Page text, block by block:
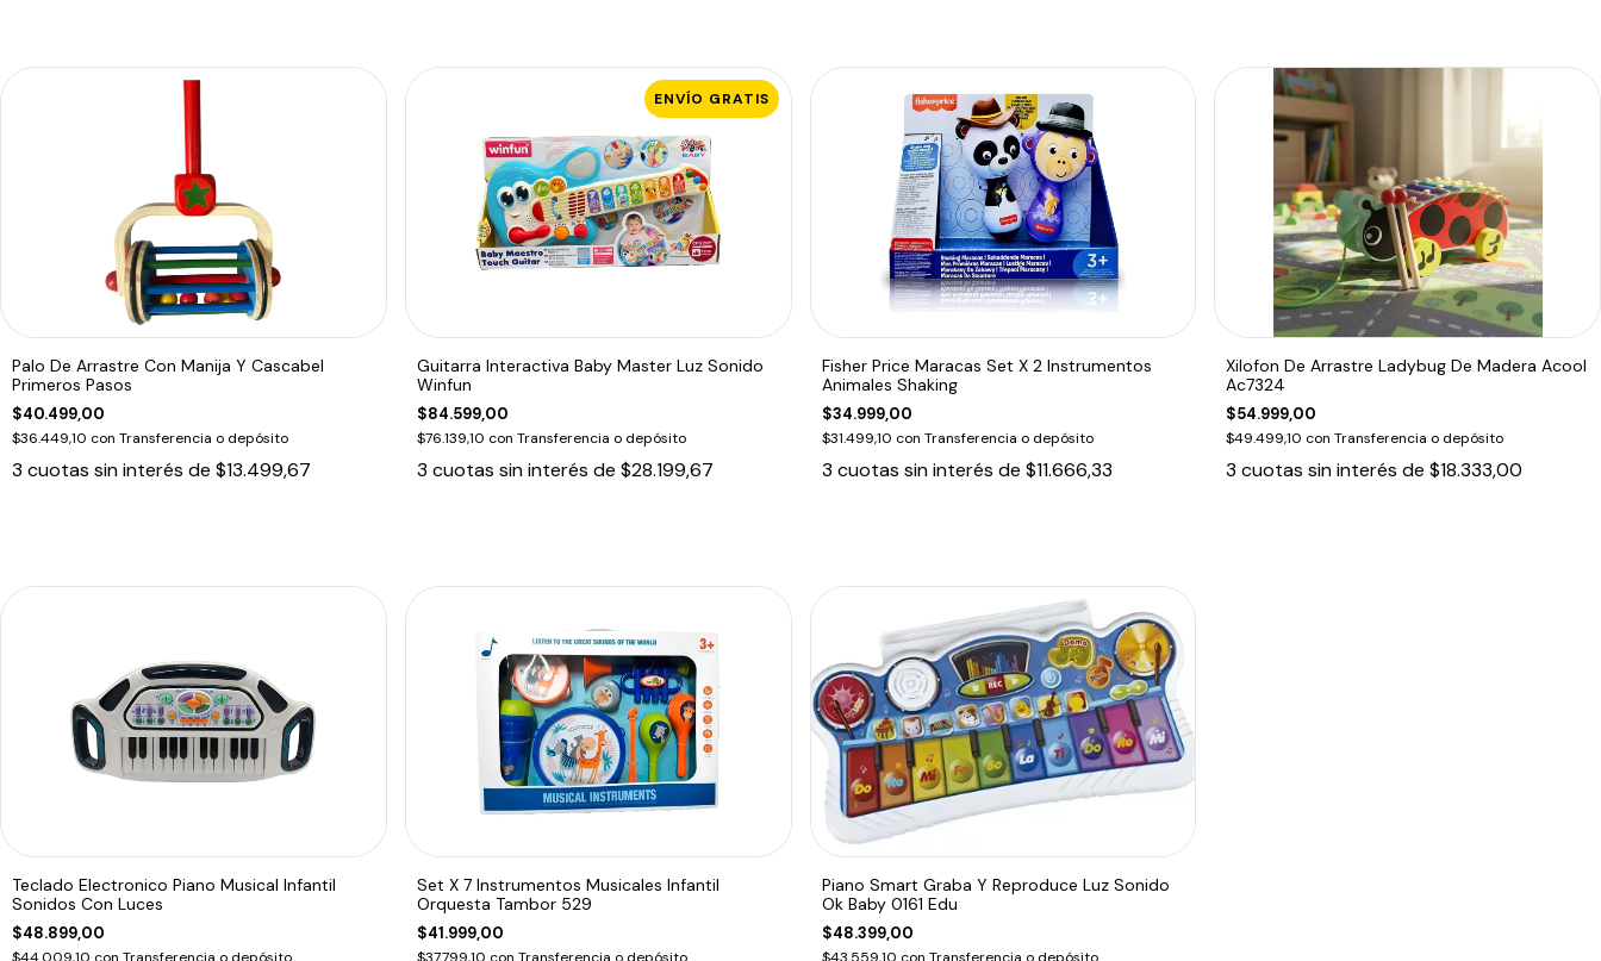
Palo De Arrastre Con Manija Y Cascabel
Primeros Pasos
$40.499,00
$36.449,10 con Transferencia o depósito
3 cuotas sin interés de $13.499,67
ENVÍO GRATIS
Guitarra Interactiva Baby Master Luz Sonido
Winfun
$84.599,00
$76.139,10 con Transferencia o depósito
3 cuotas sin interés de $28.199,67
Fisher Price Maracas Set X 2 Instrumentos
Animales Shaking
$34.999,00
$31.499,10 con Transferencia o depósito
3 cuotas sin interés de $11.666,33
Xilofon De Arrastre Ladybug De Madera Acool
Ac7324
$54.999,00
$49.499,10 con Transferencia o depósito
3 cuotas sin interés de$18.333,00
Teclado Electronico Piano Musical Infantil
Sonidos Con Luces
$48.899,00
$44.009,10 con Transferencia o depósito
Set X 7 Instrumentos Musicales Infantil
Orquesta Tambor 529
$41.999,00
$37.799,10 con Transferencia o depósito
Piano Smart Graba Y Reproduce Luz Sonido
Ok Baby 0161 Edu
$48.399,00
$43.559,10 con Transferencia o depósito